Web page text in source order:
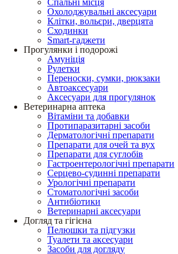
Спальні місця
Охолоджувальні аксесуари
Клітки, вольєри, дверцята
Сходинки
Smart-гаджети
Прогулянки і подорожі
Амуніція
Рулетки
Переноски, сумки, рюкзаки
Автоаксесуари
Аксесуари для прогулянок
Ветеринарна аптека
Вітаміни та добавки
Протипаразитарні засоби
Дерматологічні препарати
Препарати для очей та вух
Препарати для суглобів
Гастроентерологічні препарати
Серцево-судинні препарати
Урологічні препарати
Стоматологічні засоби
Антибіотики
Ветеринарні аксесуари
Догляд та гігієна
Пелюшки та підгузки
Туалети та аксесуари
Засоби для догляду